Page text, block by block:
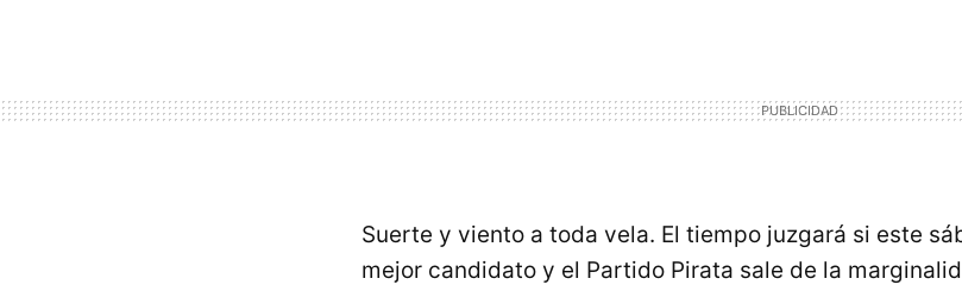
Suerte y viento a toda vela. El tiempo juzgará si este
mejor candidato y el Partido Pirata sale de la